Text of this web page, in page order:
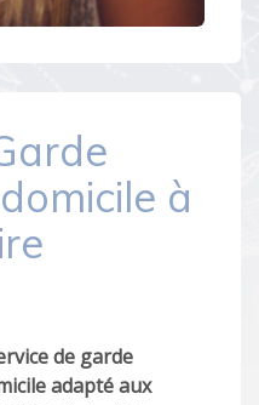
à
de garde
adapté aux